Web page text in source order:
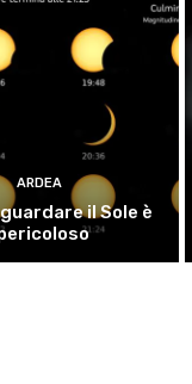
ARDEA
il Sole è